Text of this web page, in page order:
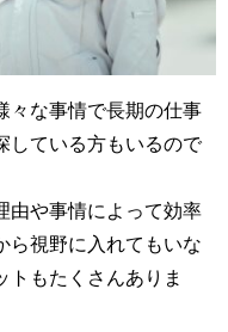
々な事情で長期の仕事
している方もいるので
由や事情によって効率
ら視野に入れてもいな
トもたくさんありま